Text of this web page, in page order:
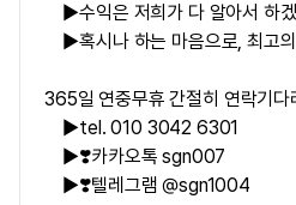
▶수익은 저희가 다 알아서 하
▶혹시나 하는 마음으로, 최고
365일 연중무휴 간절히 연락기다
▶tel. 010 3042 6301
▶❣️카카오톡 sgn007
▶❣️텔레그램 @sgn1004